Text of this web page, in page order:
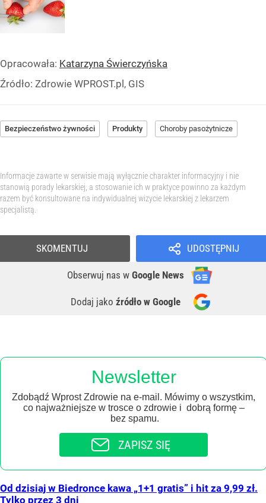
Opracowała: Katarzyna Świerczyńska
Źródło: Zdrowie WPROST.pl, GIS
Bezpieczeństwo żywności Produkty Choroby pasożytnicze
Informacje zawarte w serwisie mają wyłącznie charakter informacyjny i nie
stanowią porady lekarskiej, a stosowanie ich w praktyce powinno za każdym
razem być konsultowane na indywidualnej wizycie lekarskiej z lekarzem
specjalistą.
UDOSTĘPNIJ
Obserwuj nas w Google News
Dodaj jako źródło w Google
SKOMENTUJ
Newsletter
Zdobądź Wprost Zdrowie na e-mail. Mówimy o wszystkim,
co najważniejsze w trosce o zdrowie i dobrą formę –
bez spamu.
ZAPISZ SIĘ
Od dzisiaj w Biedronce kawa „1+1 gratis” i hit za 9,99 zł.
Tylko przez 3 dni